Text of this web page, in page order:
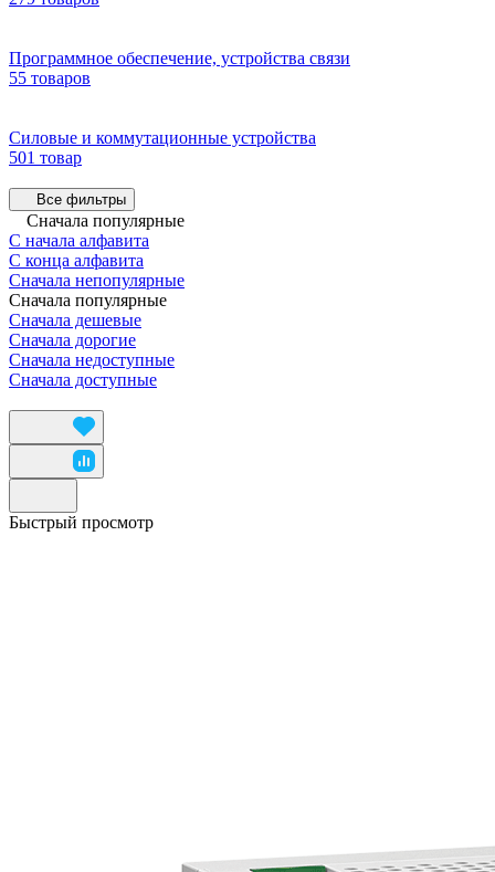
Программное обеспечение, устройства связи
55 товаров
Силовые и коммутационные устройства
501 товар
Все фильтры
Сначала популярные
С начала алфавита
С конца алфавита
Сначала непопулярные
Сначала популярные
Сначала дешевые
Сначала дорогие
Сначала недоступные
Сначала доступные
Быстрый просмотр